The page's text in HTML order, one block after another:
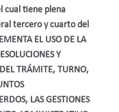
cual tiene plena
tercero y cuarto del
EL USO DE LA
Y
TRÁMITE, TURNO,
LAS GESTIONES